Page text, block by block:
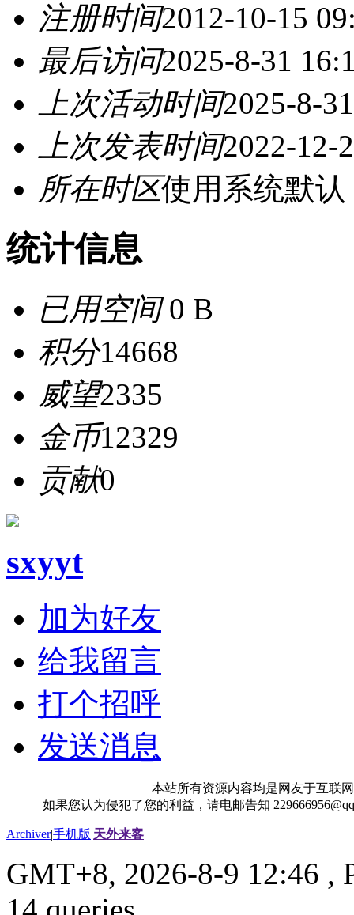
注册时间2012-10-15
最后访问2025-8-31
上次活动时间2025-8-
上次发表时间2022-12-
所在时区使用系统默认
统计信息
已用空间0 B
积分14668
威望2335
金币12329
贡献0
sxyyt
加为好友
给我留言
打个招呼
发送消息
本站所有资源内容均是网友于互联
如果您认为侵犯了您的利益，请电邮告知
Archiver|手机版|天外来客
GMT+8, 2026-8-9 12:46 ,